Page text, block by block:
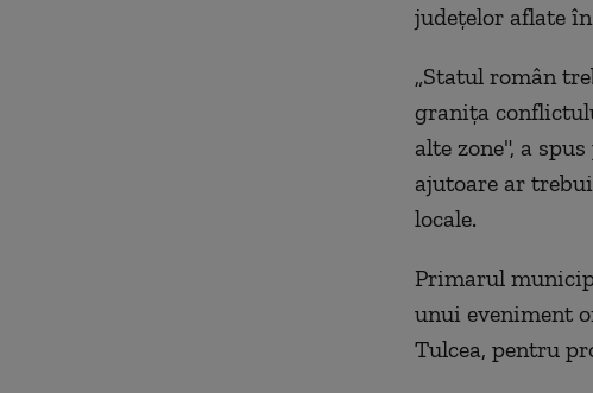
judeţelor aflate
„Statul român
graniţa
alte zone", a
ajutoare ar
locale.
Primarul
unui eveniment
Tulcea, pentru